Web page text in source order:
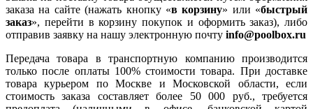
заказа на сайте (нажать кнопку «в корзину» или «быстрый
заказ», перейти в корзину покупок и оформить заказ), либо
отправив заявку на нашу электронную почту info@poolbox.ru
Передача товара в транспортную компанию производится
только после оплаты 100% стоимости товара. При доставке
товара курьером по Москве и Московской области, если
стоимость заказа составляет более 50 000 руб., требуется